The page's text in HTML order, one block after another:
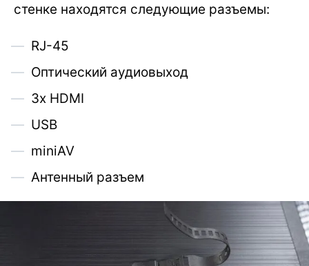
стенке находятся следующие разъемы:
RJ-45
Оптический аудиовыход
3х HDMI
USB
miniAV
Антенный разъем